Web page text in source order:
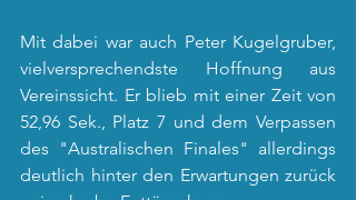
Mit dabei war auch Peter Kugelgruber,
vielversprechendste Hoffnung aus
Vereinssicht. Er blieb mit einer Zeit von
52,96 Sek., Platz 7 und dem Verpassen
des "Australischen Finales" allerdings
deutlich hinter den Erwartungen zurück